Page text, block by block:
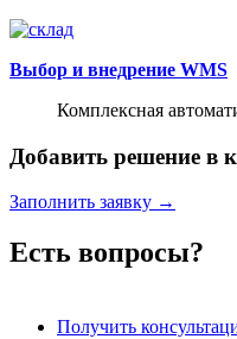
Выбор и внедрение WMS
Комплексная
Добавить решение в
Заполнить заявку →
Есть вопросы?
Получить